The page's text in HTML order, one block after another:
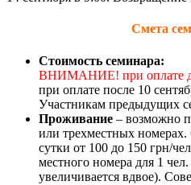
Смета
Стоимость семинара:
ВНИМАНИЕ! при оплате до
при оплате после 10
Участникам предыдущих
Проживание – возможно
или трехместных
сутки от 100 до 150 грн/
местного номера для 1
увеличивается вдвое).